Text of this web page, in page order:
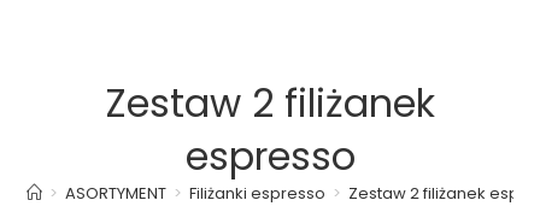
Zestaw 2 filiżanek
espresso
> ASORTYMENT > Filiżanki espresso > Zestaw 2 filiżanek